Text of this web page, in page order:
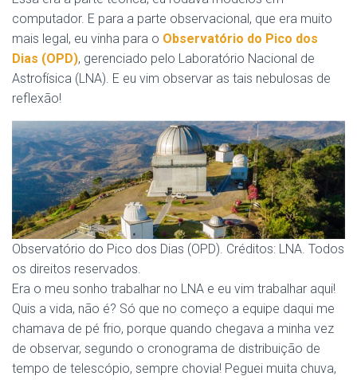
computador. E para a parte observacional, que era muito
mais legal, eu vinha para o Observatório do Pico dos
Dias (OPD), gerenciado pelo Laboratório Nacional de
Astrofísica (LNA). E eu vim observar as tais nebulosas de
reflexão!
Observatório do Pico dos Dias (OPD). Créditos: LNA. Todos
os direitos reservados.
Era o meu sonho trabalhar no LNA e eu vim trabalhar aqui!
Quis a vida, não é? Só que no começo a equipe daqui me
chamava de pé frio, porque quando chegava a minha vez
de observar, segundo o cronograma de distribuição de
tempo de telescópio, sempre chovia! Peguei muita chuva,